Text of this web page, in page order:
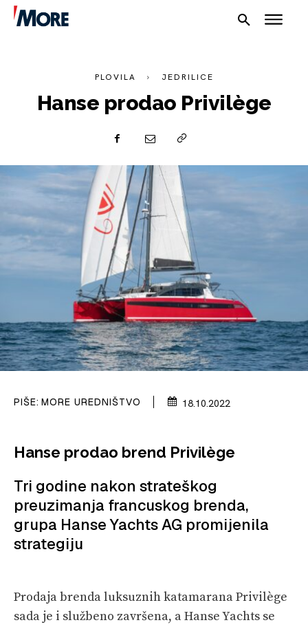
SPORT
PLOVIDBA
VELIKE PRIČE
PRETPLATA
SHOP
PLOVILA JEDRILICE
Hanse prodao Privilège
PIŠE: MORE UREDNIŠTVO 18.10.2022
Hanse prodao brend Privilège
Tri godine nakon strateškog
preuzimanja francuskog brenda,
grupa Hanse Yachts AG promijenila
strategiju
Prodaja brenda luksuznih katamarana Privilège
sada je i službeno završena, a Hanse Yachts se